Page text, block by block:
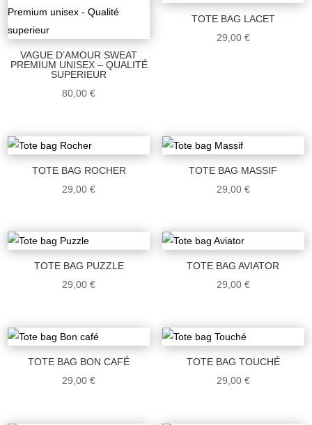
VAGUE D’AMOUR SWEAT
PREMIUM UNISEX – QUALITÉ
SUPERIEUR
80,00€
TOTE BAG LACET
29,00 €
TOTE BAG ROCHER
29,00€
TOTE BAG MASSIF
29,00 €
TOTE BAG PUZZLE
29,00€
TOTE BAG AVIATOR
29,00 €
TOTE BAG BON CAFÉ
29,00€
TOTE BAG TOUCHÉ
29,00 €